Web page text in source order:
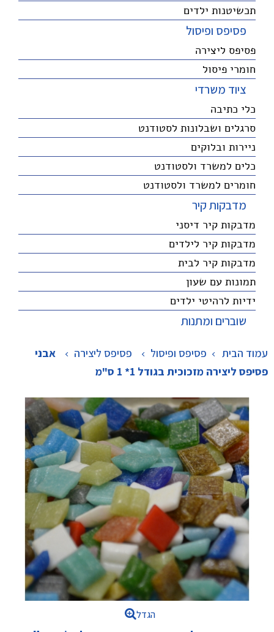
תכשיטנות ילדים
פסיפס ופיסול
פסיפס ליצירה
חומרי פיסול
ציוד משרדי
כלי כתיבה
סרגלים ושבלונות לסטודנט
ניירות ובלוקים
כלים למשרד ולסטודנט
חומרים למשרד ולסטודנט
מדבקות קיר
מדבקות קיר דיסני
מדבקות קיר לילדים
מדבקות קיר לבית
תמונות עם שעון
ידיות לרהיטי ילדים
שוברים ומתנות
עמוד הבית פסיפס ופיסול > פסיפס ליצירה >
אבני
פסיפס ליצירה מזכוכית בגודל 1* 1 ס"מ
הגדל